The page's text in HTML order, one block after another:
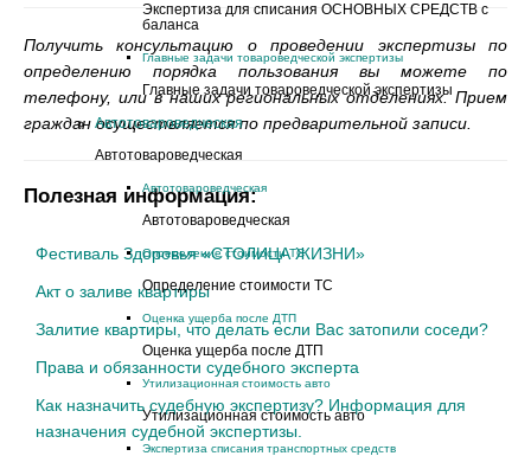
Экспертиза для списания ОСНОВНЫХ СРЕДСТВ с
баланса
Главные задачи товароведческой экспертизы
Главные задачи товароведческой экспертизы
Автотовароведческая
Автотовароведческая
Автотовароведческая
Автотовароведческая
Определение стоимости ТС
Определение стоимости ТС
Оценка ущерба после ДТП
Оценка ущерба после ДТП
Утилизационная стоимость авто
Утилизационная стоимость авто
Экспертиза списания транспортных средств
Получить консультацию о проведении экспертизы по
определению порядка пользования вы можете по
телефону, или в наших региональных отделениях. Прием
граждан осуществляется по предварительной записи.
Полезная информация:
Фестиваль Здоровья «СТОЛИЦА ЖИЗНИ»
Акт о заливе квартиры
Залитие квартиры, что делать если Вас затопили соседи?
Права и обязанности судебного эксперта
Как назначить судебную экспертизу? Информация для
назначения судебной экспертизы.